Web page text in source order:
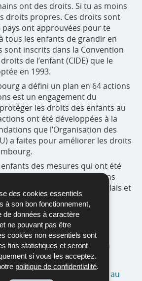
des cookies essentiels
à son bon fonctionnement,
de données à caractère
ne pouvant pas être
cookies non essentiels sont
fins statistiques et seront
si vous les acceptez.
politique de confidentialité
ont des droits. Si tu as moins
droits propres. Ces droits sont
pays ont approuvées pour te
tous les enfants de grandir en
sont inscrits dans la Convention
de l’enfant (CIDE) que le
en 1993.
a défini un plan en 64 actions
est un engagement du
les droits des enfants au
ont été développées à la
que l’Organisation des
a faites pour améliorer les droits
des mesures qui ont été
national a été réédité dans
(en français, anglais et
: Stratégie nationale / Plan
2022-2026
pour les droits des enfants au